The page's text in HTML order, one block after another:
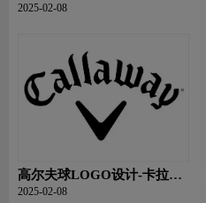
院品牌logo设计
2025-02-08
高尔夫球LOGO设计-卡拉威
品牌logo设计
2025-02-08